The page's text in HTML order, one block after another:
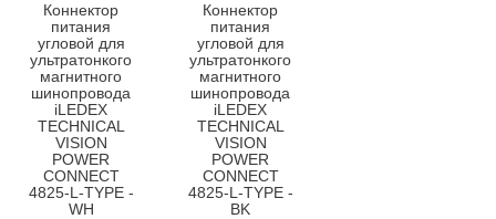
Коннектор
питания
угловой для
ультратонкого
магнитного
шинопровода
iLEDEX
TECHNICAL
VISION
POWER
CONNECT
4825-L-TYPE -
WH
Коннектор
питания
угловой для
ультратонкого
магнитного
шинопровода
iLEDEX
TECHNICAL
VISION
POWER
CONNECT
4825-L-TYPE -
BK